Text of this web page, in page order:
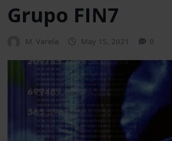
Grupo FIN7
M. Varela May 15, 2021 0